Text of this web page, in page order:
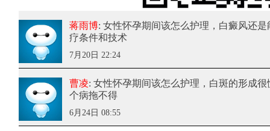
蒋雨博: 女性怀孕期间该怎么护理 ，白癜风还
疗条件和技术
7月20日 22:24
曹凌: 女性怀孕期间该怎么护理 ，白斑的形成
个病拖不得
6月24日 08:55